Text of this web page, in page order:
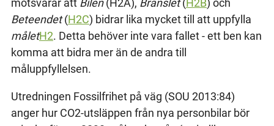
motsvarar att Bilen(H2A), Bränslet(H2B) och
Beteendet(H2C) bidrar lika mycket till att uppfylla
måletH2. Detta behöver inte vara fallet - ett ben kan
komma att bidra mer än de andra till
måluppfyllelsen.
Utredningen Fossilfrihet på väg (SOU 2013:84)
anger hur CO2-utsläppen från nya personbilar bör